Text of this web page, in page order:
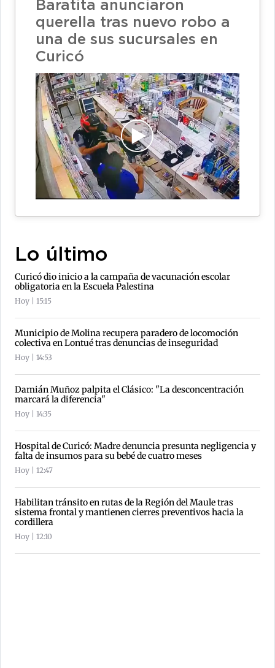
Baratita anunciaron
querella tras nuevo robo a
una de sus sucursales en
Curicó
Lo último
Curicó dio inicio a la campaña de vacunación escolar
obligatoria en la Escuela Palestina
Hoy | 15:15
Municipio de Molina recupera paradero de locomoción
colectiva en Lontué tras denuncias de inseguridad
Hoy | 14:53
Damián Muñoz palpita el Clásico: "La desconcentración
marcará la diferencia"
Hoy | 14:35
Hospital de Curicó: Madre denuncia presunta negligencia y
falta de insumos para su bebé de cuatro meses
Hoy | 12:47
Habilitan tránsito en rutas de la Región del Maule tras
sistema frontal y mantienen cierres preventivos hacia la
cordillera
Hoy | 12:10